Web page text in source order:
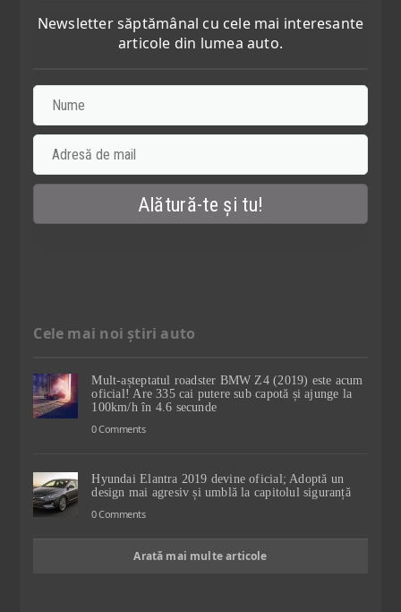
Newsletter săptămânal cu cele mai interesante
articole din lumea auto.
Cele mai noi știri auto
Mult-așteptatul roadster BMW Z4 (2019) este acum
oficial! Are 335 cai putere sub capotă și ajunge la
100km/h în 4.6 secunde
0 Comments
Hyundai Elantra 2019 devine oficial; Adoptă un
design mai agresiv și umblă la capitolul siguranță
0 Comments
Arată mai multe articole